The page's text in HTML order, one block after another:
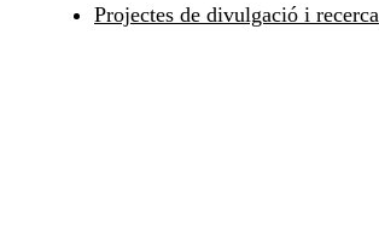
Projectes de divulgació i recerca